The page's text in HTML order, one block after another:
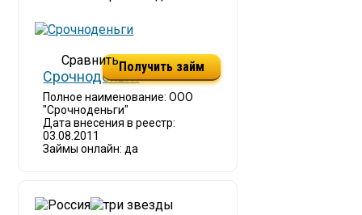
Срочноденьги
Полное наименование: ООО
"Срочноденьги"
Дата внесения в реестр:
03.08.2011
Займы онлайн: да
Получить займ